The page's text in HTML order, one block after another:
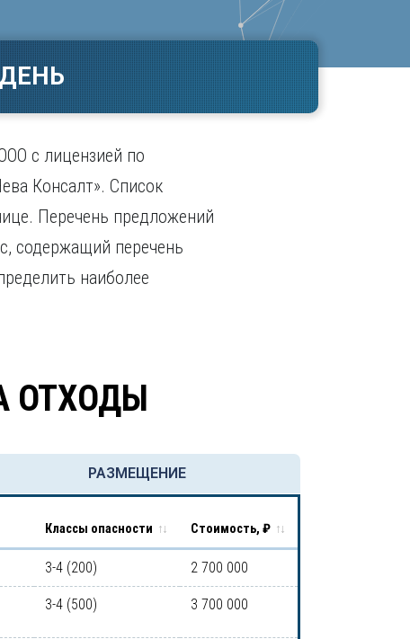
Чебоксары
Челябинск
Череповец
Чита
с лицензией по
Консалт». Список
Перечень предложений
содержащий перечень
наиболее
ОТХОДЫ
РАЗМЕЩЕНИЕ
Классы опасности Стоимость, ₽
3-4 (200) 2 700 000
3-4 (500) 3 700 000